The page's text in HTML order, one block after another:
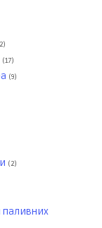
(17)
(9)
(2)
паливних